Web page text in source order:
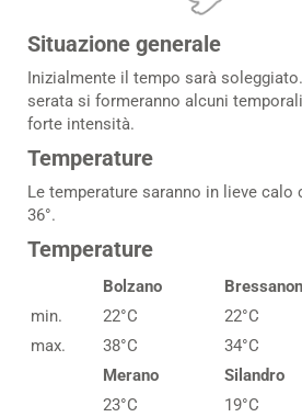
Situazione generale
Inizialmente il tempo sarà
serata si formeranno alcuni
forte intensità.
Temperature
Le temperature saranno in lieve calo
36°.
Temperature
min.
max.
Bolzano
22°C
38°C
22°C
34°C
Merano
23°C
Silandro
19°C